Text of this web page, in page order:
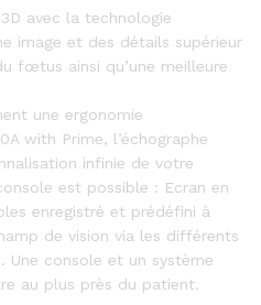
avec la technologie
image et des détails supérieur
fœtus ainsi qu’une meilleure
une ergonomie
with Prime, l’échographe
infinie de votre
est possible : Ecran en
enregistré et prédéfini à
de vision via les différents
Une console et un système
au plus près du patient.